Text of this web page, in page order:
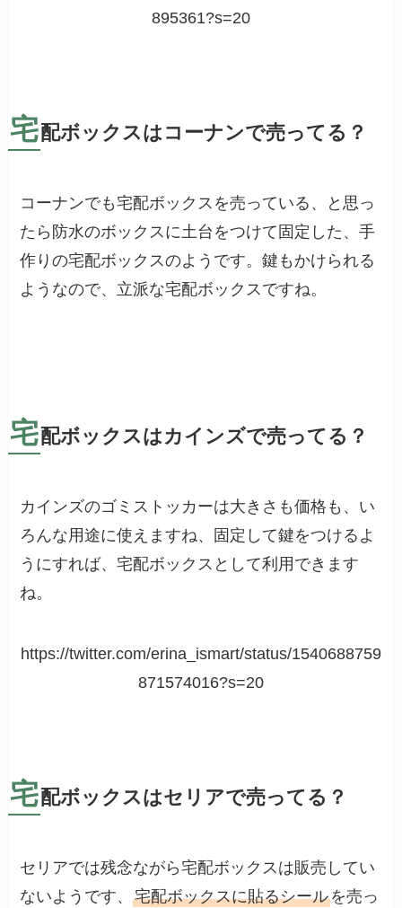
895361?s=20
宅配ボックスはコーナンで売ってる？
コーナンでも宅配ボックスを売っている、と思っ
たら防水のボックスに土台をつけて固定した、手
作りの宅配ボックスのようです。鍵もかけられる
ようなので、立派な宅配ボックスですね。
宅配ボックスはカインズで売ってる？
カインズのゴミストッカーは大きさも価格も、い
ろんな用途に使えますね、固定して鍵をつけるよ
うにすれば、宅配ボックスとして利用できます
ね。
https://twitter.com/erina_ismart/status/1540688759
871574016?s=20
宅配ボックスはセリアで売ってる？
セリアでは残念ながら宅配ボックスは販売してい
ないようです、宅配ボックスに貼るシールを売っ